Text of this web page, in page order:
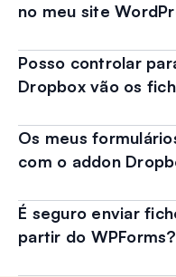
no meu site
Posso controlar
Dropbox vão os
Os meus
com o addon
É seguro enviar
partir do WPForms?